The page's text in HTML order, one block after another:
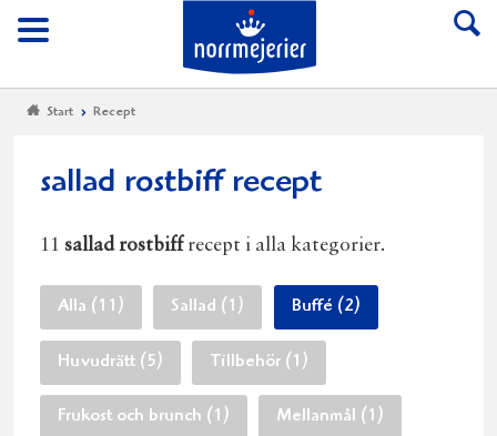
Meny
Till Norrmejerier
Start Recept
sallad rostbiff recept
11 sallad rostbiffrecept i alla kategorier.
Alla (11) Sallad (1) Buffé (2)
Huvudrätt (5) Tillbehör (1)
Frukost och brunch (1) Mellanmål (1)